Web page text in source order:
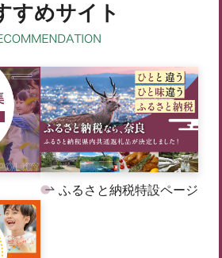
すめサイト
ふるさと納税特設ページ